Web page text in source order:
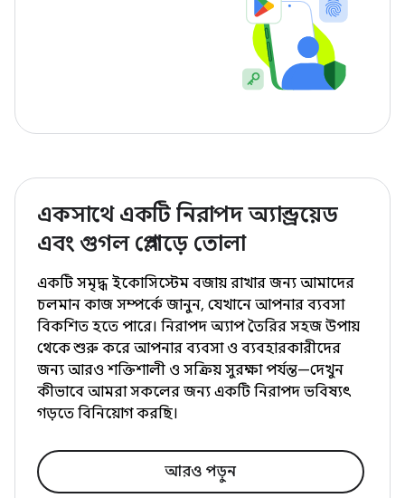
একসাথে একটি নিরাপদ অ্যান্ড্রয়েড
এবং গুগল প্লে গড়ে তোলা
একটি সমৃদ্ধ ইকোসিস্টেম বজায় রাখার জন্য আমাদের
চলমান কাজ সম্পর্কে জানুন, যেখানে আপনার ব্যবসা
বিকশিত হতে পারে। নিরাপদ অ্যাপ তৈরির সহজ উপায়
থেকে শুরু করে আপনার ব্যবসা ও ব্যবহারকারীদের
জন্য আরও শক্তিশালী ও সক্রিয় সুরক্ষা পর্যন্ত—দেখুন
কীভাবে আমরা সকলের জন্য একটি নিরাপদ ভবিষ্যৎ
গড়তে বিনিয়োগ করছি।
আরও পড়ুন